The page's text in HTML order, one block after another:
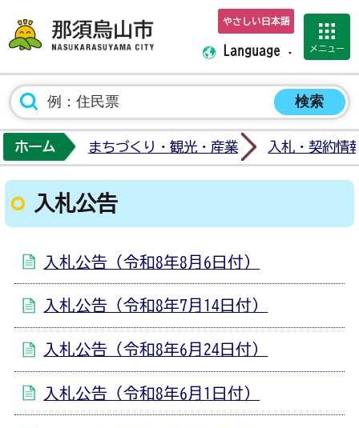
那須烏山市ホーム
やさしい日本語
Language メニュー
ホーム まちづくり・観光・産業 入札・契約情
入札公告
入札公告（令和8年8月6日付）
入札公告（令和8年7月14日付）
入札公告（令和8年6月24日付）
入札公告（令和8年6月1日付）